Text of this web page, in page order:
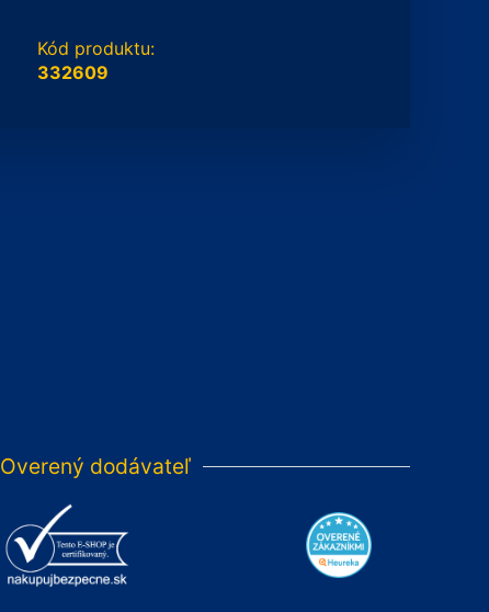
Kód produktu:
332609
Overený dodávateľ